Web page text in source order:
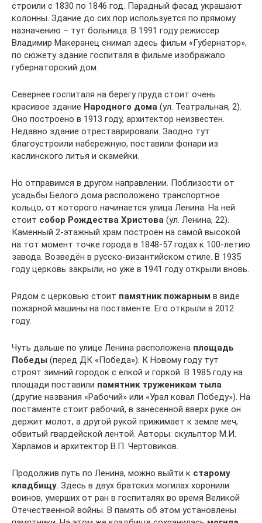
строили с 1830 по 1846 год. Парадный фасад украшают
колонны. Здание до сих пор используется по прямому
назначению – тут больница. В 1991 году режиссер
Владимир Макеранец снимал здесь фильм «Губернатор»,
по сюжету здание госпиталя в фильме изображало
губернаторский дом.
Севернее госпиталя на берегу пруда стоит очень
красивое здание Народного дома (ул. Театральная, 2).
Оно построено в 1913 году, архитектор неизвестен.
Недавно здание отреставрировали. Заодно тут
благоустроили набережную, поставили фонари из
каслинского литья и скамейки.
Но отправимся в другом направлении. Поблизости от
усадьбы Белого дома расположено транспортное
кольцо, от которого начинается улица Ленина. На ней
стоит собор Рождества Христова (ул. Ленина, 22).
Каменный 2-этажный храм построен на самой высокой
на тот момент точке города в 1848-57 годах к 100-летию
завода. Возведён в русско-византийском стиле. В 1935
году церковь закрыли, но уже в 1941 году открыли вновь.
Рядом с церковью стоит памятник пожарным в виде
пожарной машины на постаменте. Его открыли в 2012
году.
Чуть дальше по улице Ленина расположена площадь
Победы (перед ДК «Победа»). К Новому году тут
строят зимний городок с ёлкой и горкой. В 1985 году на
площади поставили памятник труженикам тыла
(другие названия «Рабочий» или «Урал ковал Победу»). На
постаменте стоит рабочий, в занесенной вверх руке он
держит молот, а другой рукой прижимает к земле меч,
обвитый гвардейской лентой. Авторы: скульптор М.И.
Харламов и архитектор В.П. Чертовиков.
Продолжив путь по Ленина, можно выйти к старому
кладбищу. Здесь в двух братских могилах хоронили
воинов, умерших от ран в госпиталях во время Великой
Отечественной войны. В память об этом установлены